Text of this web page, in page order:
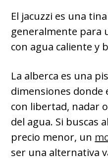
El jacuzzi es una
generalmente para
con agua caliente y
La alberca es una
dimensiones donde
con libertad, nadar
del agua. Si buscas
precio menor, un
ser una alternativa